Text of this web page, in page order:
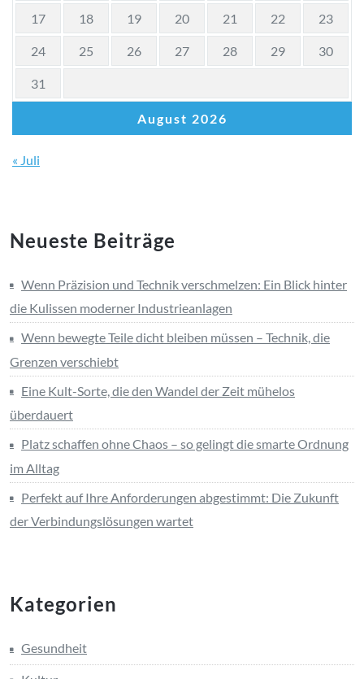
August 2026
17 18 19 20 21 22 23
24 25 26 27 28 29 30
31
« Juli
Neueste Beiträge
Wenn Präzision und Technik verschmelzen: Ein Blick hinter
die Kulissen moderner Industrieanlagen
Wenn bewegte Teile dicht bleiben müssen – Technik, die
Grenzen verschiebt
Eine Kult-Sorte, die den Wandel der Zeit mühelos
überdauert
Platz schaffen ohne Chaos – so gelingt die smarte Ordnung
im Alltag
Perfekt auf Ihre Anforderungen abgestimmt: Die Zukunft
der Verbindungslösungen wartet
Kategorien
Gesundheit